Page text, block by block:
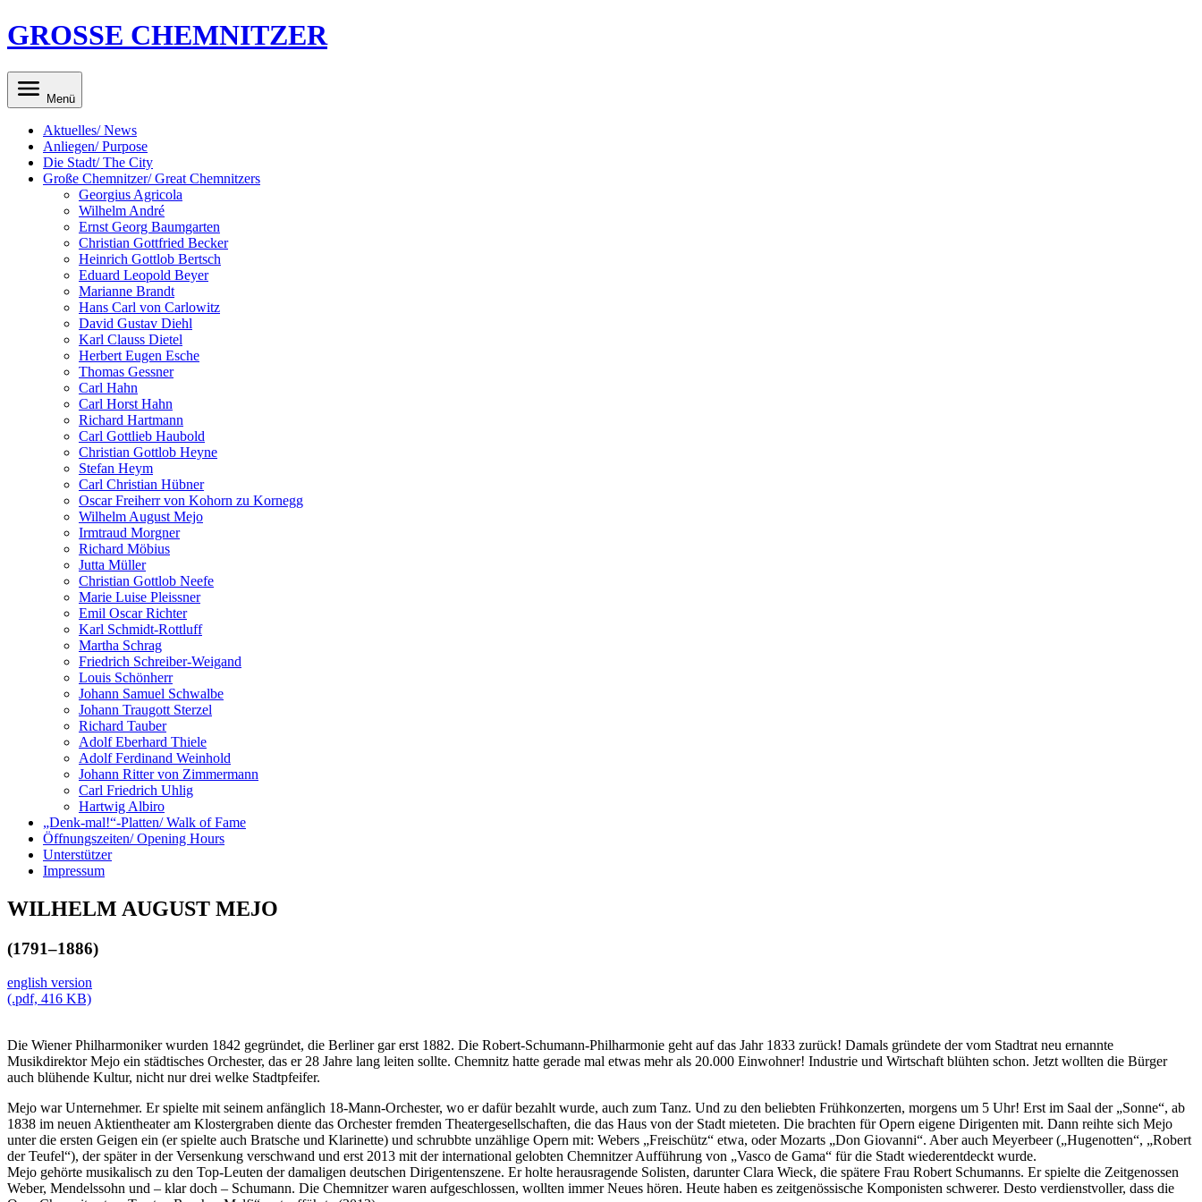
GROSSE CHEMNITZER
Menü
Aktuelles/ News
Anliegen/ Purpose
Die Stadt/ The City
Große Chemnitzer/ Great Chemnitzers
Georgius Agricola
Wilhelm André
Ernst Georg Baumgarten
Christian Gottfried Becker
Heinrich Gottlob Bertsch
Eduard Leopold Beyer
Marianne Brandt
Hans Carl von Carlowitz
David Gustav Diehl
Karl Clauss Dietel
Herbert Eugen Esche
Thomas Gessner
Carl Hahn
Carl Horst Hahn
Richard Hartmann
Carl Gottlieb Haubold
Christian Gottlob Heyne
Stefan Heym
Carl Christian Hübner
Oscar Freiherr von Kohorn zu Kornegg
Wilhelm August Mejo
Irmtraud Morgner
Richard Möbius
Jutta Müller
Christian Gottlob Neefe
Marie Luise Pleissner
Emil Oscar Richter
Karl Schmidt-Rottluff
Martha Schrag
Friedrich Schreiber-Weigand
Louis Schönherr
Johann Samuel Schwalbe
Johann Traugott Sterzel
Richard Tauber
Adolf Eberhard Thiele
Adolf Ferdinand Weinhold
Johann Ritter von Zimmermann
Carl Friedrich Uhlig
Hartwig Albiro
„Denk-mal!“-Platten/ Walk of Fame
Öffnungszeiten/ Opening Hours
Unterstützer
Impressum
WILHELM AUGUST MEJO
(1791–1886)
english version
(.pdf, 416 KB)
Die Wiener Philharmoniker wurden 1842 gegründet, die Berliner gar erst 1882. Die Robert-Schumann-Philharmonie geht auf das Jahr 1833 zurück! Damals gründete der vom Stadtrat neu ernannte
Musikdirektor Mejo ein städtisches Orchester, das er 28 Jahre lang leiten sollte. Chemnitz hatte gerade mal etwas mehr als 20.000 Einwohner! Industrie und Wirtschaft blühten schon. Jetzt wollten die Bürger
auch blühende Kultur, nicht nur drei welke Stadtpfeifer.
Mejo war Unternehmer. Er spielte mit seinem anfänglich 18-Mann-Orchester, wo er dafür bezahlt wurde, auch zum Tanz. Und zu den beliebten Frühkonzerten, morgens um 5 Uhr! Erst im Saal der „Sonne“, ab
1838 im neuen Aktientheater am Klostergraben diente das Orchester fremden Theatergesellschaften, die das Haus von der Stadt mieteten. Die brachten für Opern eigene Dirigenten mit. Dann reihte sich Mejo
unter die ersten Geigen ein (er spielte auch Bratsche und Klarinette) und schrubbte unzählige Opern mit: Webers „Freischütz“ etwa, oder Mozarts „Don Giovanni“. Aber auch Meyerbeer („Hugenotten“, „Robert
der Teufel“), der später in der Versenkung verschwand und erst 2013 mit der international gelobten Chemnitzer Aufführung von „Vasco de Gama“ für die Stadt wiederentdeckt wurde.
Mejo gehörte musikalisch zu den Top-Leuten der damaligen deutschen Dirigentenszene. Er holte herausragende Solisten, darunter Clara Wieck, die spätere Frau Robert Schumanns. Er spielte die Zeitgenossen
Weber, Mendelssohn und – klar doch – Schumann. Die Chemnitzer waren aufgeschlossen, wollten immer Neues hören. Heute haben es zeitgenössische Komponisten schwerer. Desto verdienstvoller, dass die